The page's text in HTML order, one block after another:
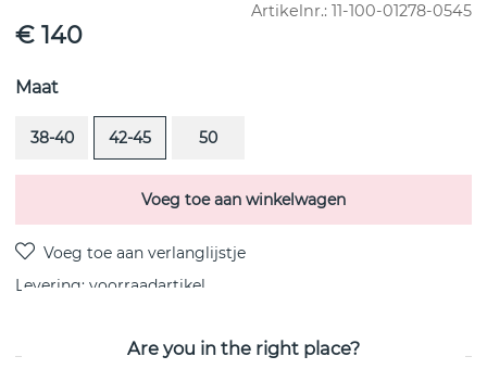
Artikelnr.: 11-100-01278-0545
€ 140
Maat
38-40 42-45 50
Voeg toe aan winkelwagen
Levering: voorraadartikel
Are you in the right place?